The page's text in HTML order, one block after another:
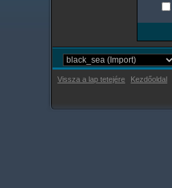
Vissza a lap tetejére Kezdőoldal